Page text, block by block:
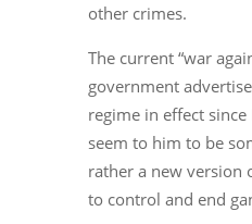
other crimes.
The current “war
government
regime in effect
seem to him to be
rather a new version
to control and end